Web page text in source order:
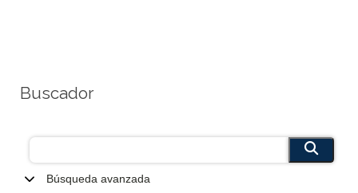
Buscador
Búsqueda avanzada